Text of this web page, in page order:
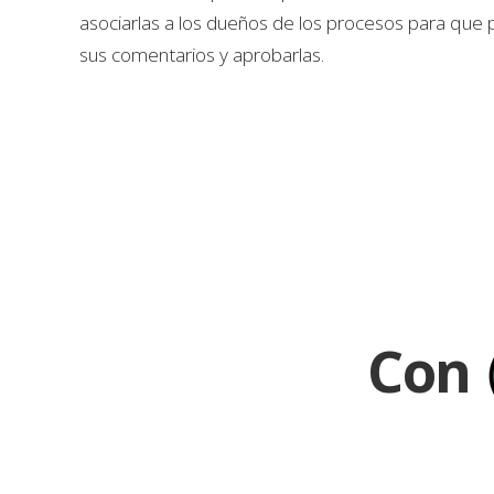
asociarlas a los dueños de los procesos para que
sus comentarios y aprobarlas.
Con